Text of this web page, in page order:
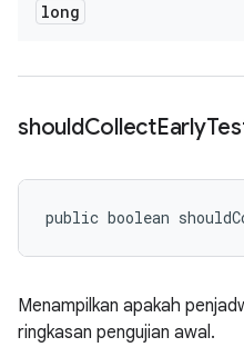
long
shouldCollectEarly
public boolean
Menampilkan apakah
ringkasan pengujian awal.